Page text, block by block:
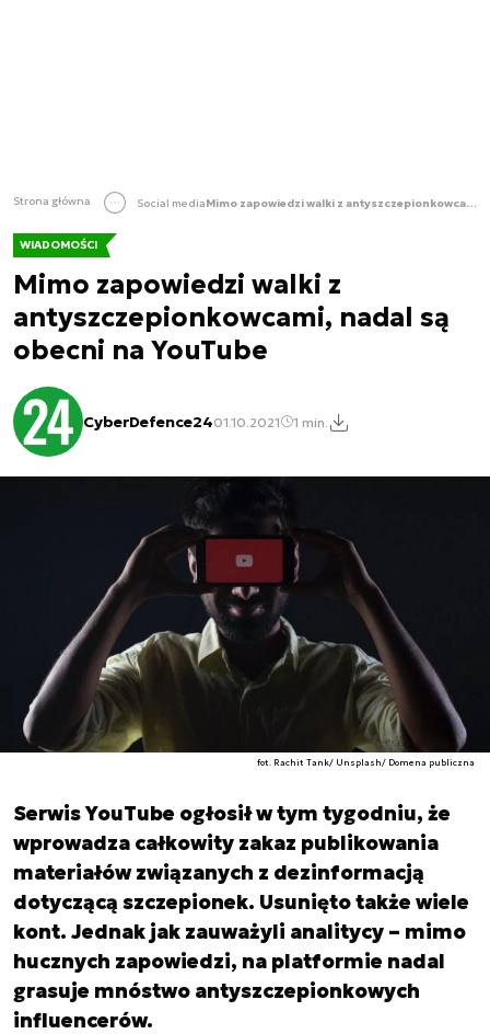
Strona główna Social media Mimo zapowiedzi walki z antyszczepionkowcami, nadal są obecni na YouTube
WIADOMOŚCI
Mimo zapowiedzi walki z
antyszczepionkowcami, nadal są
obecni na YouTube
CyberDefence2401.10.2021 1 min.
fot. Rachit Tank/ Unsplash/ Domena publiczna
Serwis YouTube ogłosił w tym tygodniu, że
wprowadza całkowity zakaz publikowania
materiałów związanych z dezinformacją
dotyczącą szczepionek. Usunięto także wiele
kont. Jednak jak zauważyli analitycy – mimo
hucznych zapowiedzi, na platformie nadal
grasuje mnóstwo antyszczepionkowych
influencerów.